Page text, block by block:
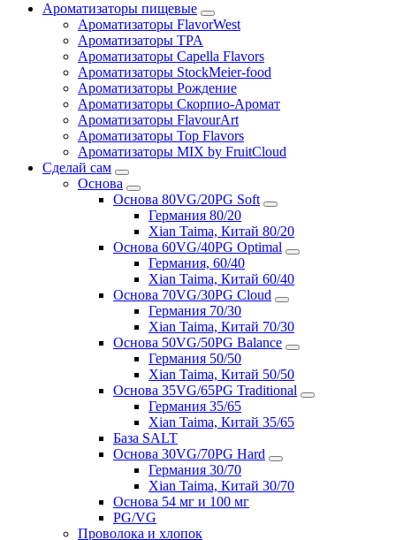
Ароматизаторы пищевые
Ароматизаторы FlavorWest
Ароматизаторы TPA
Ароматизаторы Capella Flavors
Ароматизаторы StockMeier-food
Ароматизаторы Рождение
Ароматизаторы Скорпио-Аромат
Ароматизаторы FlavourArt
Ароматизаторы Top Flavors
Ароматизаторы MIX by FruitCloud
Сделай сам
Основа
Основа 80VG/20PG Soft
Германия 80/20
Xian Taima, Китай 80/20
Основа 60VG/40PG Optimal
Германия, 60/40
Xian Taima, Китай 60/40
Основа 70VG/30PG Cloud
Германия 70/30
Xian Taima, Китай 70/30
Основа 50VG/50PG Balance
Германия 50/50
Xian Taima, Китай 50/50
Основа 35VG/65PG Traditional
Германия 35/65
Xian Taima, Китай 35/65
База SALT
Основа 30VG/70PG Hard
Германия 30/70
Xian Taima, Китай 30/70
Основа 54 мг и 100 мг
PG/VG
Проволока и хлопок